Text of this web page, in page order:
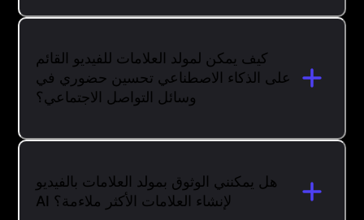
كيف يمكن لمولد العلامات للفيديو القائم
على الذكاء الاصطناعي تحسين حضوري في
وسائل التواصل الاجتماعي؟
هل يمكنني الوثوق بمولد العلامات بالفيديو
AI لإنشاء العلامات الأكثر ملاءمة؟